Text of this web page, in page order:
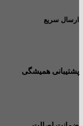
ارسال سریع
پشتیبانی همیشگی